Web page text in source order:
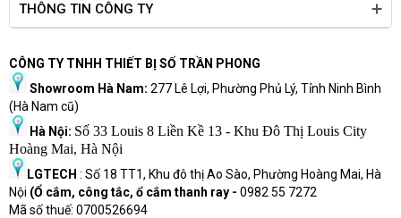
THÔNG TIN CÔNG TY
CÔNG TY TNHH THIẾT BỊ SỐ TRẦN PHONG
Showroom Hà Nam: 277 Lê Lợi, Phường Phủ Lý, Tỉnh Ninh Bình
(Hà Nam cũ)
Hà Nội: Số 33 Louis 8 Liền Kề 13 - Khu Đô Thị Louis City
Hoàng Mai, Hà Nội
LGTECH : Số 18 TT1, Khu đô thị Ao Sào, Phường Hoàng Mai, Hà
Nội (Ổ cắm, công tắc, ổ cắm thanh ray - 0982 55 7272
Mã số thuế: 0700526694